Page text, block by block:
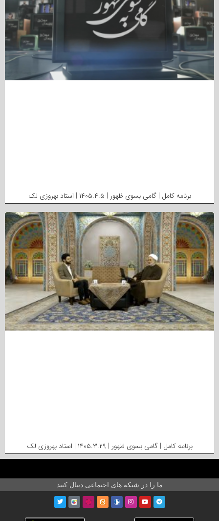
برنامه کامل | گامی بسوی ظهور | ۱۴۰۵.۴.۵ | استاد بهروزی لک
برنامه کامل | گامی بسوی ظهور | ۱۴۰۵.۳.۲۹ | استاد بهروزی لک
ما را در شبکه های اجتماعی دنبال کنید